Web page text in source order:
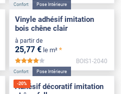
Confort Pose Intérieure
Vinyle adhésif imitation
bois chêne clair
à partir de
25,77 € le m² *
*****
BOIS1-2040
-20%
Confort Pose Intérieure
Adhésif décoratif imitation